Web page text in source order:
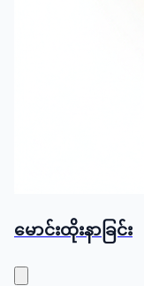
မောင်းထိုးနာခြင်း